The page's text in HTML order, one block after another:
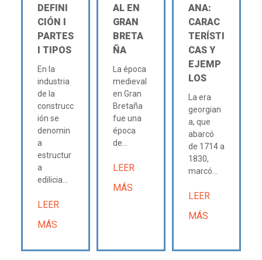
DEFINI
CIÓN Ι
PARTES
Ι TIPOS
En la
industria
de la
construcc
ión se
denomin
a
estructur
a
edilicia...
LEER
MÁS
AL EN
GRAN
BRETA
ÑA
La época
medieval
en Gran
Bretaña
fue una
época
de...
LEER
MÁS
ANA:
CARAC
TERÍSTI
CAS Y
EJEMP
LOS
La era
georgian
a, que
abarcó
de 1714 a
1830,
marcó...
LEER
MÁS